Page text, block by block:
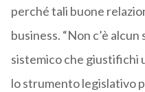
perché tali buone
business. “Non c’è
sistemico che giustifichi
lo strumento legislativo